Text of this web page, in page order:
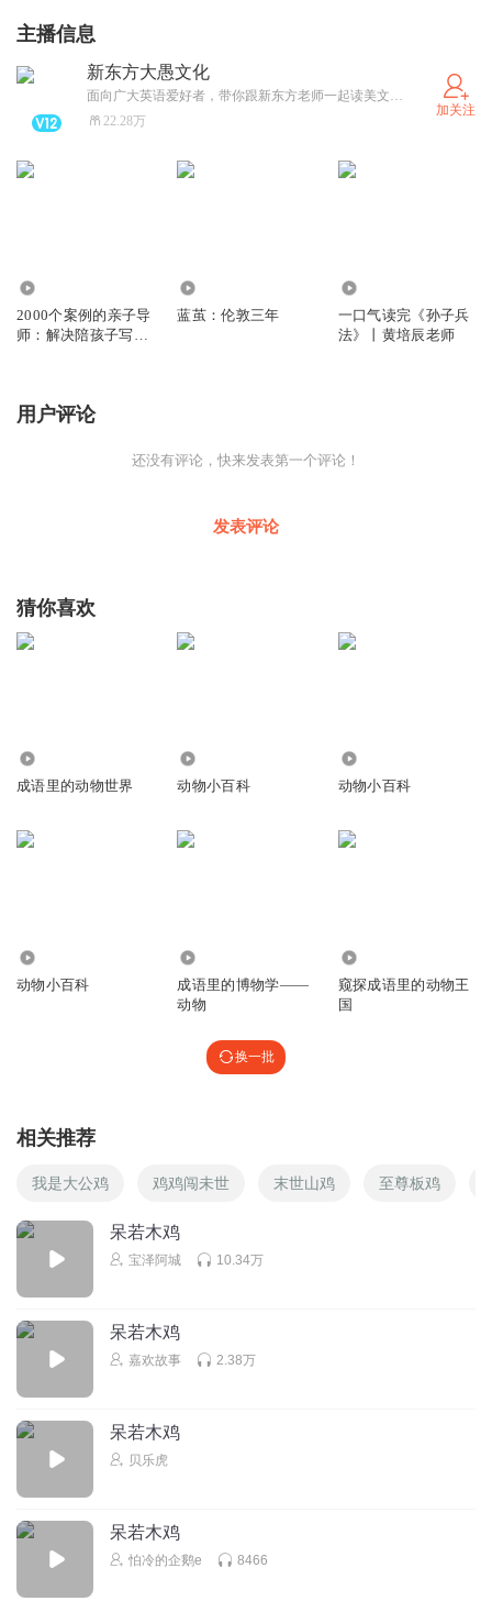
主播信息
新东方大愚文化
面向广大英语爱好者，带你跟新东方老师一起读美文、学英语、看世界，从此爱上英语！
22.28万
加关注
2000个案例的亲子导
师：解决陪孩子写作
蓝茧：伦敦三年
一口气读完《孙子兵
法》丨黄培辰老师
用户评论
还没有评论，快来发表第一个评论！
发表评论
猜你喜欢
成语里的动物世界 动物小百科 动物小百科
动物小百科
成语里的博物学——
动物
窥探成语里的动物王
国
换一批
相关推荐
我是大公鸡 鸡鸡闯未世 末世山鸡 至尊板鸡
呆若木鸡
宝泽阿城 10.34万
呆若木鸡
嘉欢故事 2.38万
呆若木鸡
贝乐虎
呆若木鸡
怕冷的企鹅e 8466